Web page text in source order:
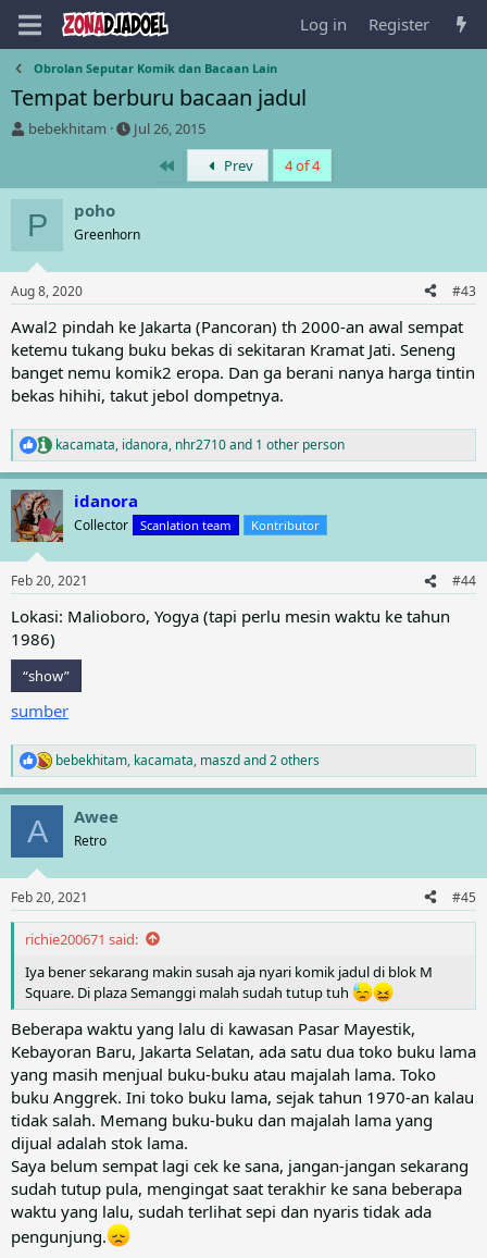
Log in Register
Obrolan Seputar Komik dan Bacaan Lain
Tempat berburu bacaan jadul
T
e
a
d
t
a
r
t
e
r
bebekhitam
S
r
a
Jul 26, 2015
Prev 4 of 4
P poho
Greenhorn
Aug 8, 2020 #43
Awal2 pindah ke Jakarta (Pancoran) th 2000-an awal sempat
ketemu tukang buku bekas di sekitaran Kramat Jati. Seneng
banget nemu komik2 eropa. Dan ga berani nanya harga tintin
bekas hihihi, takut jebol dompetnya.
R
e
a
c
t
i
s
kacamata, idanora, nhr2710and 1 other person
idanora
Collector Scanlation team Kontributor
Feb 20, 2021 #44
Lokasi: Malioboro, Yogya (tapi perlu mesin waktu ke tahun
1986)
“show”
sumber
R
e
a
i
s
:
bebekhitam, kacamata, maszdand 2 others
A Awee
Retro
Feb 20, 2021 #45
richie200671 said:
Iya bener sekarang makin susah aja nyari komik jadul di blok M
Square. Di plaza Semanggi malah sudah tutup tuh
Beberapa waktu yang lalu di kawasan Pasar Mayestik,
Kebayoran Baru, Jakarta Selatan, ada satu dua toko buku lama
yang masih menjual buku-buku atau majalah lama. Toko
buku Anggrek. Ini toko buku lama, sejak tahun 1970-an kalau
tidak salah. Memang buku-buku dan majalah lama yang
dijual adalah stok lama.
Saya belum sempat lagi cek ke sana, jangan-jangan sekarang
sudah tutup pula, mengingat saat terakhir ke sana beberapa
waktu yang lalu, sudah terlihat sepi dan nyaris tidak ada
pengunjung.